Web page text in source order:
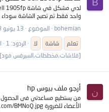
B
واحد فقط تم تصبح الشاشة سوداء
bohemian
الموضوع 13 يونيو 2013
تعلم
شاشة لا الردود: 1
[فلاشات,مخططات,السيرفس مود]
ن أرجو ملف بيوس hp
من يستطيع مساعدتي فى الحصول
الأعضاء للضرورة http://im31.gulfup.com/BMNoQ.jpg